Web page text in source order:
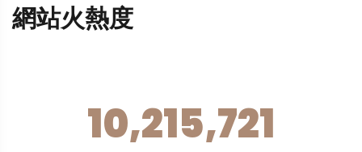
網站火熱度
10,215,721